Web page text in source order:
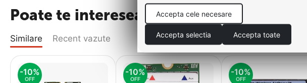
Poate te intereseaza
Similare Recent vazute
-10%
OFF
-10%
OFF
-10%
OFF
Accepta cele necesare
Accepta selectia Accepta toate